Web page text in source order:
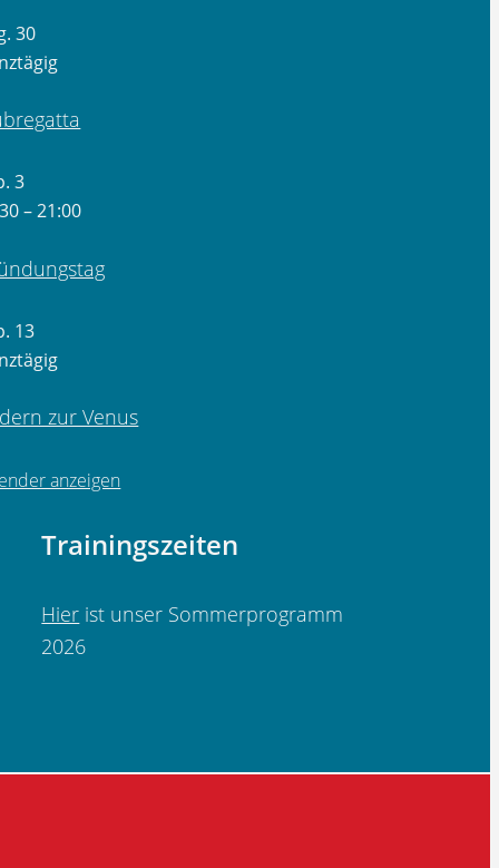
30
3
–21:00
13
zur Venus
anzeigen
Trainingszeiten
Hier ist unser Sommerprogramm
2026